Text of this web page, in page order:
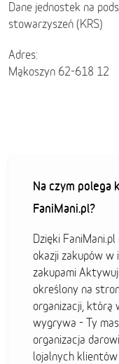
Dane jednostek na
stowarzyszeń (KRS)
Adres:
Mąkoszyn 62-618 12
Na czym polega
FaniMani.pl?
Dzięki
okazji zakupów
zakupami
określony na
organizacji, którą
wygrywa - Ty
organizacja
lojalnych klientów